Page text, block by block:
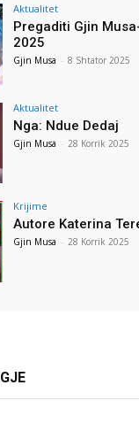
Aktualitet
Pregaditi Gjin
2025
Gjin Musa - 8 Shtator 2025
Aktualitet
Nga: Ndue Dedaj
Gjin Musa - 28 Korrik 2025
Krijime
Autore Katerina
Gjin Musa - 28 Korrik 2025